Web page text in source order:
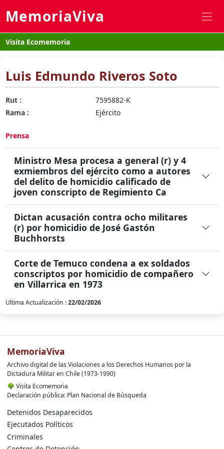
MemoriaViva
Visita Ecomemoria
Luis Edmundo Riveros Soto
Rut :
7595882-K
Rama :
Ejército
Prensa
Ministro Mesa procesa a general (r) y 4
exmiembros del ejército como a autores
del delito de homicidio calificado de
joven conscripto de Regimiento Ca
Dictan acusación contra ocho militares
(r) por homicidio de José Gastón
Buchhorsts
Corte de Temuco condena a ex soldados
conscriptos por homicidio de compañero
en Villarrica en 1973
Ultima Actualización :22/02/2026
MemoriaViva
Archivo digital de las Violaciones a los Derechos Humanos por la
Dictadura Militar en Chile (1973-1990)
🌳 Visita Ecomemoria
Declaración pública: Plan Nacional de Búsqueda
Detenidos Desaparecidos
Ejecutados Políticos
Criminales